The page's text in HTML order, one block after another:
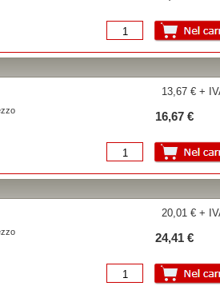
13,67 € +
16,67 €
20,01 € +
24,41 €